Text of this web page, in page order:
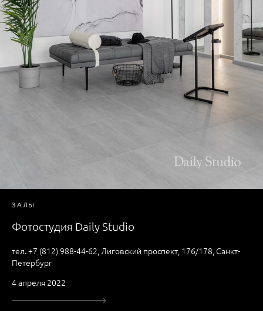
ЗАЛЫ
Фотостудия Daily Studio
тел. +7 (812) 988-44-62, Лиговский проспект, 176/178, Санкт-
Петербург
4 апреля 2022